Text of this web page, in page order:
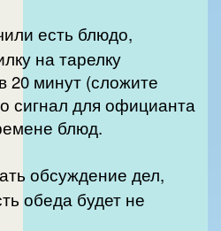
есть блюдо,
на тарелку
(сложите
сигнал для официанта
блюд.
обсуждение дел,
обеда будет не